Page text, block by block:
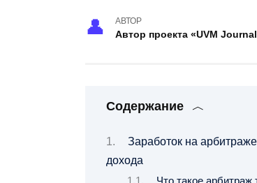
АВТОР
Автор проекта «UVM
Содержание
Заработок на
дохода